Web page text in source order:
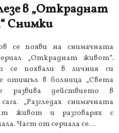
в „Откраднат
Снимки
се появи на снимачната
„Откраднат живот“.
се похвали в личния си
отишъл в болница „Света
развива действието в
„Разгледах снимачната
живот и разговарях с
Част от сериала се…